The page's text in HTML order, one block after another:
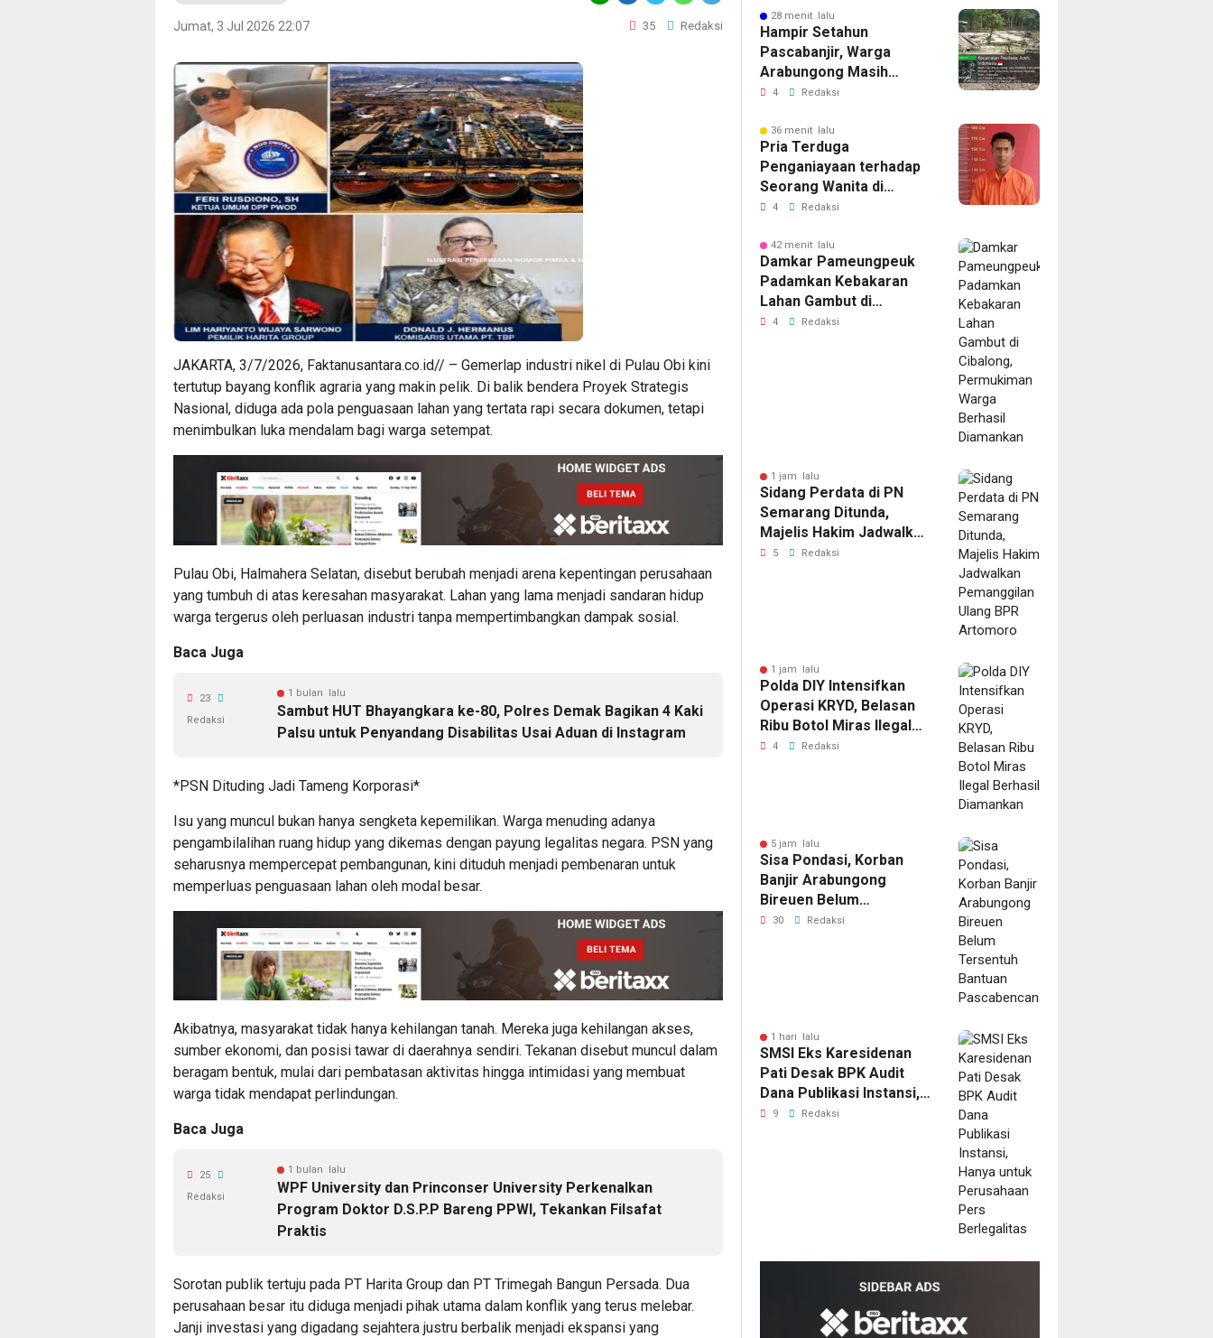
Jumat, 3 Jul 2026 22:07 35 Redaksi
JAKARTA, 3/7/2026, Faktanusantara.co.id// – Gemerlap industri nikel di Pulau Obi kini
tertutup bayang konflik agraria yang makin pelik. Di balik bendera Proyek Strategis
Nasional, diduga ada pola penguasaan lahan yang tertata rapi secara dokumen, tetapi
menimbulkan luka mendalam bagi warga setempat.
Pulau Obi, Halmahera Selatan, disebut berubah menjadi arena kepentingan perusahaan
yang tumbuh di atas keresahan masyarakat. Lahan yang lama menjadi sandaran hidup
warga tergerus oleh perluasan industri tanpa mempertimbangkan dampak sosial.
Baca Juga
1 bulan lalu
Sambut HUT Bhayangkara ke-80, Polres Demak Bagikan 4 Kaki
Palsu untuk Penyandang Disabilitas Usai Aduan di Instagram
23
Redaksi
*PSN Dituding Jadi Tameng Korporasi*
Isu yang muncul bukan hanya sengketa kepemilikan. Warga menuding adanya
pengambilalihan ruang hidup yang dikemas dengan payung legalitas negara. PSN yang
seharusnya mempercepat pembangunan, kini dituduh menjadi pembenaran untuk
memperluas penguasaan lahan oleh modal besar.
Akibatnya, masyarakat tidak hanya kehilangan tanah. Mereka juga kehilangan akses,
sumber ekonomi, dan posisi tawar di daerahnya sendiri. Tekanan disebut muncul dalam
beragam bentuk, mulai dari pembatasan aktivitas hingga intimidasi yang membuat
warga tidak mendapat perlindungan.
Baca Juga
1 bulan lalu
WPF University dan Princonser University Perkenalkan
Program Doktor D.S.P.P Bareng PPWI, Tekankan Filsafat
Praktis
25
Redaksi
Sorotan publik tertuju pada PT Harita Group dan PT Trimegah Bangun Persada. Dua
perusahaan besar itu diduga menjadi pihak utama dalam konflik yang terus melebar.
Janji investasi yang digadang sejahtera justru berbalik menjadi ekspansi yang
Jalur Resmi
28 menit lalu
Hampir Setahun
Pascabanjir, Warga
Arabungong Masih
Menunggu Bantuan
4 Redaksi
36 menit lalu
Pria Terduga
Penganiayaan terhadap
Seorang Wanita di
Medan Ditangkap Polisi
4 Redaksi
42 menit lalu
Damkar Pameungpeuk
Padamkan Kebakaran
Lahan Gambut di
Cibalong, Permukiman
4 Redaksi
1 jam lalu
Sidang Perdata di PN
Semarang Ditunda,
Majelis Hakim Jadwalkan
Pemanggilan Ulang BPR
5 Redaksi
1 jam lalu
Polda DIY Intensifkan
Operasi KRYD, Belasan
Ribu Botol Miras Ilegal
Berhasil Diamankan
4 Redaksi
5 jam lalu
Sisa Pondasi, Korban
Banjir Arabungong
Bireuen Belum
Tersentuh Bantuan
30 Redaksi
1 hari lalu
SMSI Eks Karesidenan
Pati Desak BPK Audit
Dana Publikasi Instansi,
Hanya untuk Perusahaan
9 Redaksi
DPMPTSP